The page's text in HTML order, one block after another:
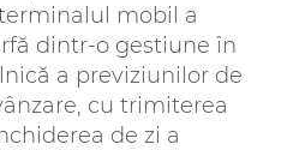
mobil a
dintr-o gestiune în
a previziunilor de
cu trimiterea
de zi a